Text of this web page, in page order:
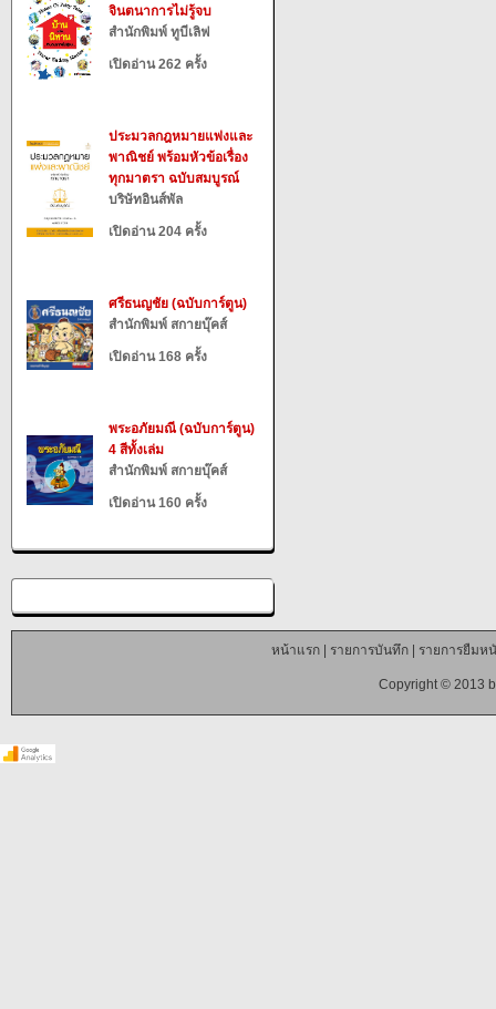
จินตนาการไม่รู้จบ
สำนักพิมพ์ ทูบีเลิฟ
เปิดอ่าน 262 ครั้ง
ประมวลกฎหมายแพ่งและ
พาณิชย์ พร้อมหัวข้อเรื่อง
ทุกมาตรา ฉบับสมบูรณ์
บริษัทอินส์พัล
เปิดอ่าน 204 ครั้ง
ศรีธนญชัย (ฉบับการ์ตูน)
สำนักพิมพ์ สกายบุ๊คส์
เปิดอ่าน 168 ครั้ง
พระอภัยมณี (ฉบับการ์ตูน)
4 สีทั้งเล่ม
สำนักพิมพ์ สกายบุ๊คส์
เปิดอ่าน 160 ครั้ง
หน้าแรก| รายการบันทึก| รายการยืมห
Copyright © 2013